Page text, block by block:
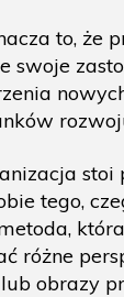
to, że
swoje
tego,
różne
obrazy